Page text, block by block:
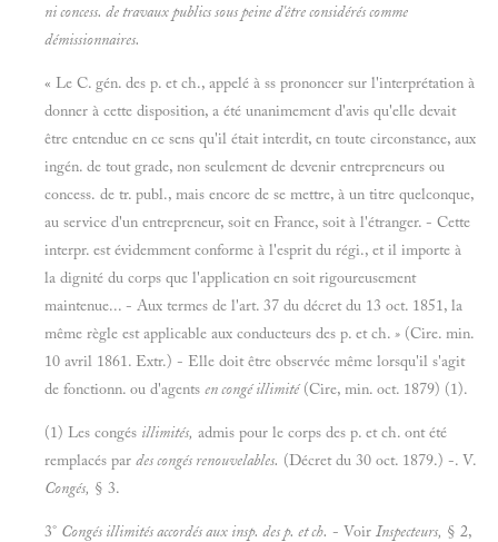
ni concess. de travaux publics sous peine d'être considérés comme
démissionnaires.
« Le C. gén. des p. et ch., appelé à ss prononcer sur l'interprétation à
donner à cette disposition, a été unanimement d'avis qu'elle devait
être entendue en ce sens qu'il était interdit, en toute circonstance, aux
ingén. de tout grade, non seulement de devenir entrepreneurs ou
concess. de tr. publ., mais encore de se mettre, à un titre quelconque,
au service d'un entrepreneur, soit en France, soit à l'étranger. - Cette
interpr. est évidemment conforme à l'esprit du régi., et il importe à
la dignité du corps que l'application en soit rigoureusement
maintenue... - Aux termes de l'art. 37 du décret du 13 oct. 1851, la
même règle est applicable aux conducteurs des p. et ch. » (Cire. min.
10 avril 1861. Extr.) - Elle doit être observée même lorsqu'il s'agit
de fonctionn. ou d'agents en congé illimité(Cire, min. oct. 1879) (1).
(1) Les congés illimités, admis pour le corps des p. et ch. ont été
remplacés par des congés renouvelables. (Décret du 30 oct. 1879.) -. V.
Congés, § 3.
3° Congés illimités accordés aux insp. des p. et ch. - Voir Inspecteurs, § 2,